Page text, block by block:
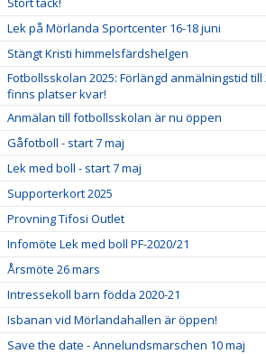
Lek på Mörlanda Sportcenter 16-18 juni
Stängt Kristi himmelsfärdshelgen
Fotbollsskolan 2025: Förlängd anmälningstid till
finns platser kvar!
Anmälan till fotbollsskolan är nu öppen
Gåfotboll - start 7 maj
Lek med boll - start 7 maj
Supporterkort 2025
Provning Tifosi Outlet
Infomöte Lek med boll PF-2020/21
Årsmöte 26 mars
Intressekoll barn födda 2020-21
Isbanan vid Mörlandahallen är öppen!
Save the date - Annelundsmarschen 10 maj